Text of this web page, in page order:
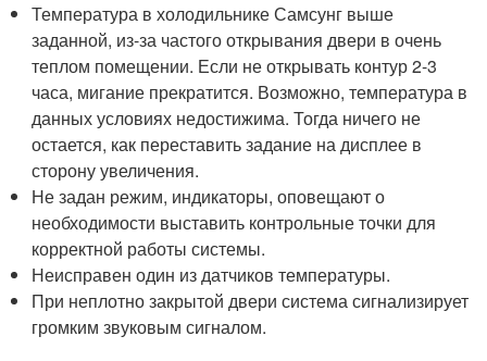
Температура в холодильнике Самсунг выше
заданной, из-за частого открывания двери в очень
теплом помещении. Если не открывать контур 2-3
часа, мигание прекратится. Возможно, температура в
данных условиях недостижима. Тогда ничего не
остается, как переставить задание на дисплее в
сторону увеличения.
Не задан режим, индикаторы, оповещают о
необходимости выставить контрольные точки для
корректной работы системы.
Неисправен один из датчиков температуры.
При неплотно закрытой двери система сигнализирует
громким звуковым сигналом.